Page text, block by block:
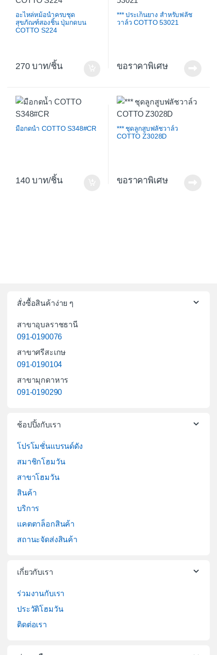
อะไหล่หม้อน้ำครบชุด
สุขภัณฑ์สองชิ้น ปุ่มกดบน
COTTO S224
270 /ชิ้น
*** ประเก็นยาง สำหรับฟลัช
วาล์ว COTTO 53021
ขอราคาพิเศษ
มือกดน้ำ COTTO S348#CR
140 /ชิ้น
*** ชุดลูกสูบฟลัชวาล์ว
COTTO Z3028D
ขอราคาพิเศษ
สั่งซื้อสินค้าง่าย ๆ
สาขาอุบลราชธานี
091-0190076
สาขาศรีสะเกษ
091-0190104
สาขามุกดาหาร
091-0190290
ช้อปปิ้งกับเรา
โปรโมชั่นแบรนด์ดัง
สมาชิกโฮมวัน
สาขาโฮมวัน
สินค้า
บริการ
แคตตาล็อกสินค้า
สถานะจัดส่งสินค้า
เกี่ยวกับเรา
ร่วมงานกับเรา
ประวัติโฮมวัน
ติดต่อเรา